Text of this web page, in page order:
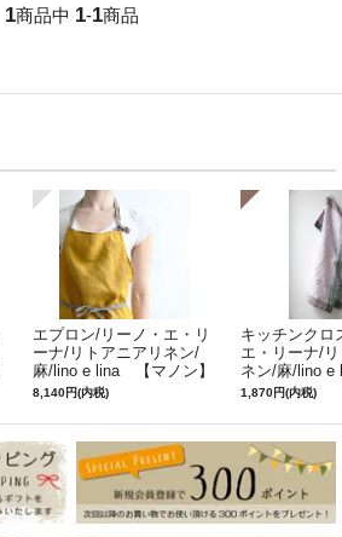
1商品中 1-1商品
エプロン/リーノ・エ・リ
ーナ/リトアニアリネン/
麻/lino e lina 【マノン】
サフランイエロー
8,140円(内税)
キッチンクロ
エ・リーナ/
ネン/麻/lino
ルフィ】パー
1,870円(内税)